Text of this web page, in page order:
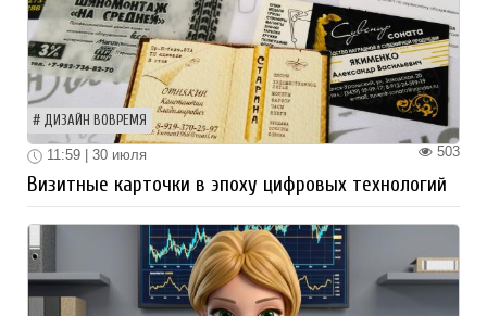
ДИЗАЙН ВОВРЕМЯ
503
11:59 | 30 июля
Визитные карточки в эпоху цифровых технологий